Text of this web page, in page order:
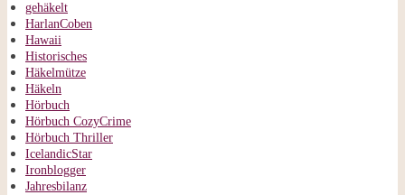
gehäkelt
HarlanCoben
Hawaii
Historisches
Häkelmütze
Häkeln
Hörbuch
Hörbuch CozyCrime
Hörbuch Thriller
IcelandicStar
Ironblogger
Jahresbilanz